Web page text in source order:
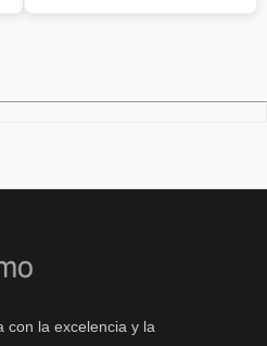
con la excelencia y la